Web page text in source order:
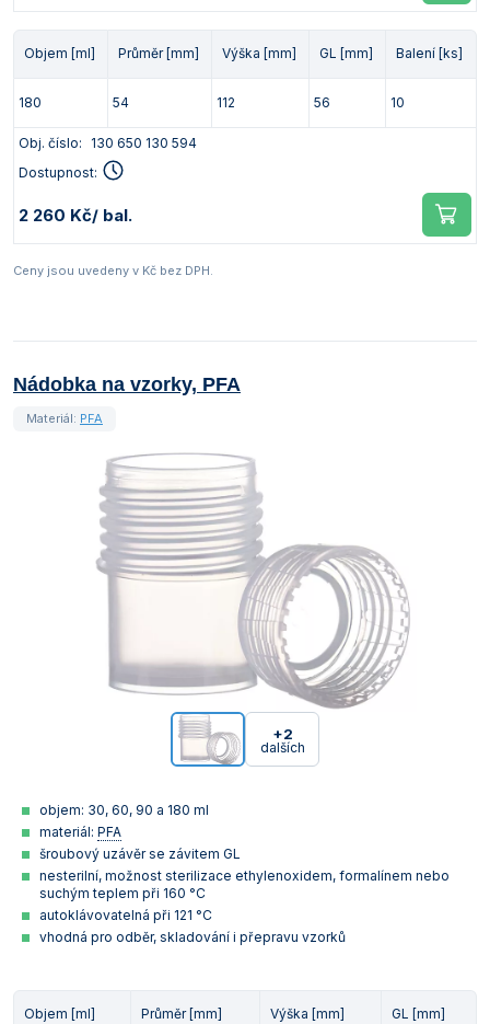
Objem [ml] Průměr [mm] Výška [mm] GL [mm] Balení [ks]
180 54 112 56 10
Obj. číslo:
130 650 130 594
Dostupnost:
2 260 Kč/ bal.
Ceny jsou uvedeny v Kč bez DPH.
Nádobka na vzorky, PFA
+2
dalších
Materiál: PFA
objem: 30, 60, 90 a 180 ml
materiál: PFA
šroubový uzávěr se závitem GL
nesterilní, možnost sterilizace ethylenoxidem, formalínem nebo
suchým teplem při 160 °C
autoklávovatelná při 121 °C
vhodná pro odběr, skladování i přepravu vzorků
Objem [ml] Průměr [mm] Výška [mm] GL [mm]